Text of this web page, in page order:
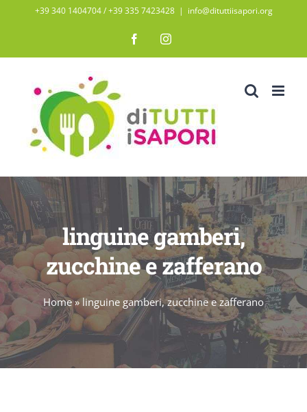
contenuto
+39 340 1404704 / ‭+39 335 7423428‬ | info@dituttiisapori.org
FacebookInstagram
linguine gamberi,
zucchine e zafferano
Home» linguine gamberi, zucchine e zafferano